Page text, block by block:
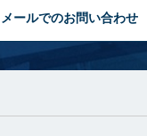
メールでのお問い合わせ